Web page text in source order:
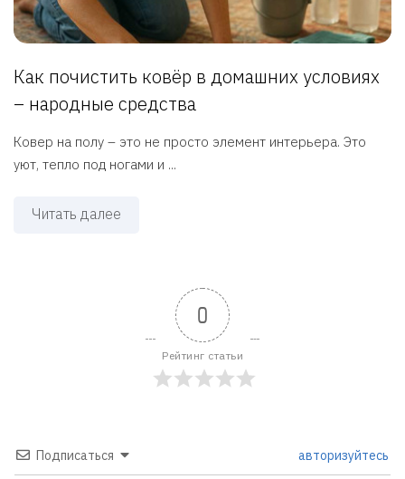
Как почистить ковёр в домашних условиях
– народные средства
Ковер на полу – это не просто элемент интерьера. Это
уют, тепло под ногами и ...
Читать далее
0
Рейтинг статьи
Подписаться авторизуйтесь